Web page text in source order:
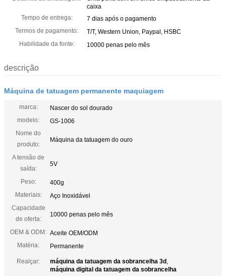
caixa
Tempo de entrega:
7 dias após o pagamento
Termos de pagamento:
T/T, Western Union, Paypal, HSBC
Habilidade da fonte:
10000 penas pelo mês
descrição
Máquina de tatuagem permanente maquiagem
marca:
Nascer do sol dourado
modelo:
GS-1006
Nome do
produto:
Máquina da tatuagem do ouro
A tensão de
saída:
5V
Peso:
400g
Materiais:
Aço Inoxidável
Capacidade
de oferta:
10000 penas pelo mês
OEM & ODM: Aceite OEM/ODM
Matéria:
Permanente
Realçar: máquina da tatuagem da sobrancelha 3d,
máquina digital da tatuagem da sobrancelha